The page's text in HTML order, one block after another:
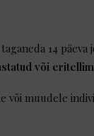
14 päeva
või
või muudele